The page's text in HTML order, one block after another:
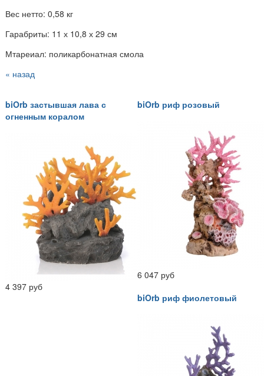
Вес нетто: 0,58 кг
Гарабриты: 11 х 10,8 х 29 см
Мтареиал: поликарбонатная смола
« назад
biOrb застывшая лава с
огненным коралом
4 397 руб
biOrb риф розовый
6 047 руб
biOrb риф фиолетовый